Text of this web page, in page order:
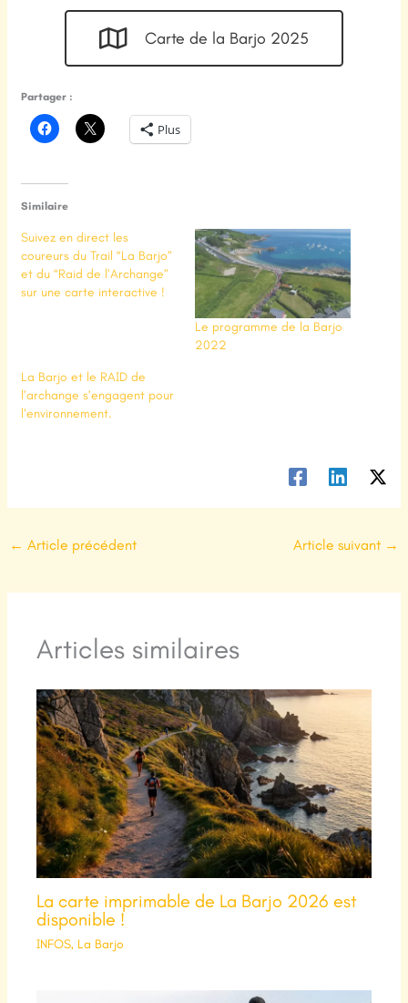
Carte de la Barjo 2025
Partager :
Plus
Similaire
Suivez en direct les
coureurs du Trail “La Barjo”
et du “Raid de l’Archange”
sur une carte interactive !
Le programme de la Barjo
2022
La Barjo et le RAID de
l’archange s’engagent pour
l’environnement.
← Article précédent Article suivant →
Articles similaires
La carte imprimable de La Barjo 2026 est
disponible !
INFOS, La Barjo